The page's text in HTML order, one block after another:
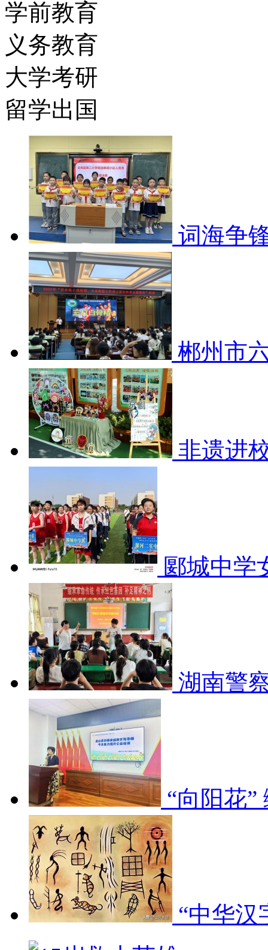
学前教育
义务教育
大学考研
留学出国
词海争
郴州市
非遗进
郾城中学
湖南警
“向阳花
“中华汉